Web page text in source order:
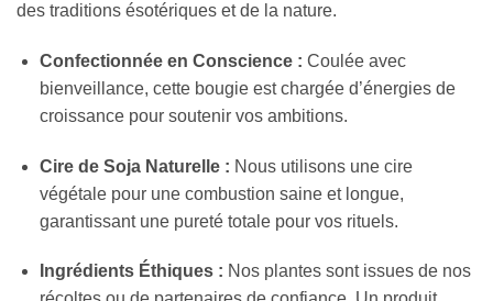
des traditions ésotériques et de la nature.
Confectionnée en Conscience : Coulée avec
bienveillance, cette bougie est chargée d’énergies de
croissance pour soutenir vos ambitions.
Cire de Soja Naturelle : Nous utilisons une cire
végétale pour une combustion saine et longue,
garantissant une pureté totale pour vos rituels.
Ingrédients Éthiques : Nos plantes sont issues de nos